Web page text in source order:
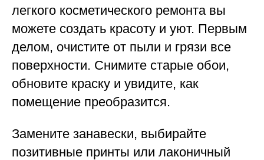
легкого косметического ремонта вы
можете создать красоту и уют. Первым
делом, очистите от пыли и грязи все
поверхности. Снимите старые обои,
обновите краску и увидите, как
помещение преобразится.
Замените занавески, выбирайте
позитивные принты или лаконичный